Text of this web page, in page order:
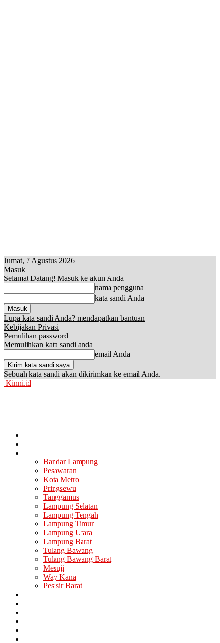
Jumat, 7 Agustus 2026
Masuk
Selamat Datang! Masuk ke akun Anda
nama pengguna
kata sandi Anda
Lupa kata sandi Anda? mendapatkan bantuan
Kebijakan Privasi
Pemulihan password
Memulihkan kata sandi anda
email Anda
Sebuah kata sandi akan dikirimkan ke email Anda.
Kinni.id
Bandar Lampung
Pesawaran
Kota Metro
Pringsewu
Tanggamus
Lampung Selatan
Lampung Tengah
Lampung Timur
Lampung Utara
Lampung Barat
Tulang Bawang
Tulang Bawang Barat
Mesuji
Way Kana
Pesisir Barat